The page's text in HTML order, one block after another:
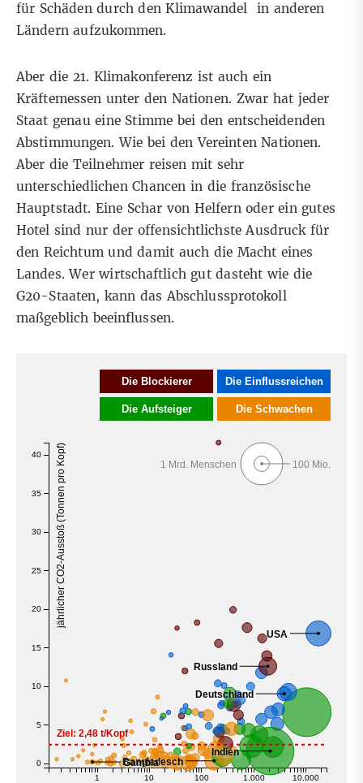
für Schäden durch den Klimawandel in anderen
Ländern aufzukommen.
Aber die 21. Klimakonferenz ist auch ein
Kräftemessen unter den Nationen. Zwar hat jeder
Staat genau eine Stimme bei den entscheidenden
Abstimmungen. Wie bei den Vereinten Nationen.
Aber die Teilnehmer reisen mit sehr
unterschiedlichen Chancen in die französische
Hauptstadt. Eine Schar von Helfern oder ein gutes
Hotel sind nur der offensichtlichste Ausdruck für
den Reichtum und damit auch die Macht eines
Landes. Wer wirtschaftlich gut dasteht wie die
G20-Staaten, kann das Abschlussprotokoll
maßgeblich beeinflussen.